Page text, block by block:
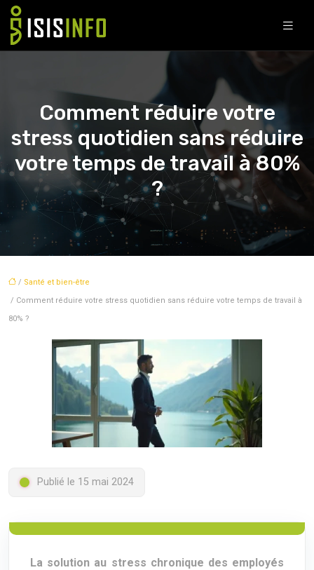
Comment réduire votre
stress quotidien sans réduire
votre temps de travail à 80%
?
/ Santé et bien-être
/ Comment réduire votre stress quotidien sans réduire votre temps de travail à
80% ?
Publié le 15 mai 2024
La solution au stress chronique des employés